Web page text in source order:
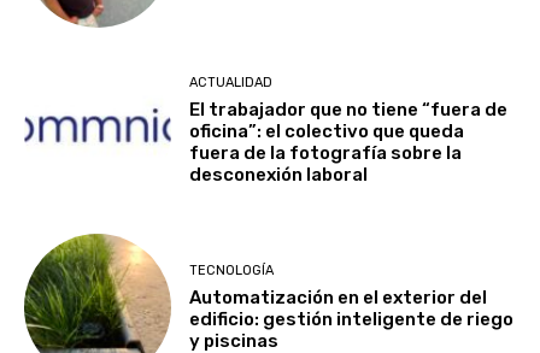
ACTUALIDAD
El trabajador que no tiene “fuera de
oficina”: el colectivo que queda
fuera de la fotografía sobre la
desconexión laboral
TECNOLOGÍA
Automatización en el exterior del
edificio: gestión inteligente de riego
y piscinas